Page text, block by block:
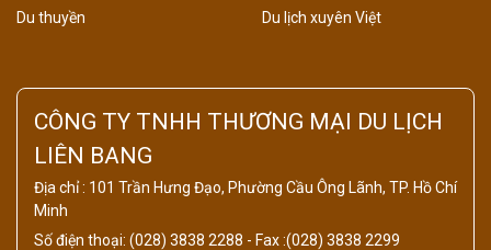
Du thuyền
Du lịch xuyên Việt
CÔNG TY TNHH THƯƠNG MẠI DU LỊCH
LIÊN BANG
Địa chỉ : 101 Trần Hưng Đạo, Phường Cầu Ông Lãnh, TP. Hồ Chí
Minh
Số điện thoại: (028) 3838 2288 - Fax :(028) 3838 2299